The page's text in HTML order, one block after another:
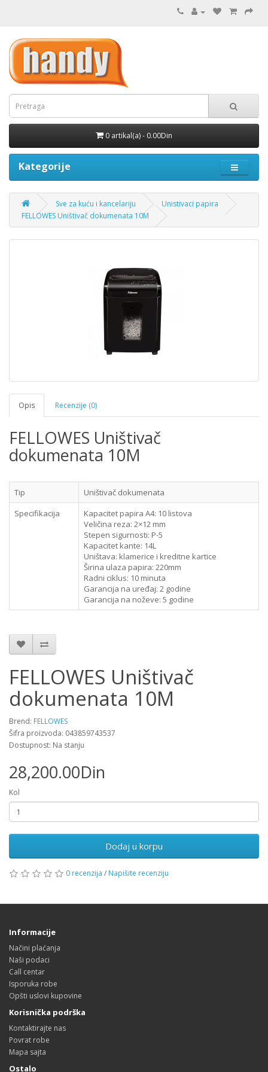
0 artikal(a) - 0.00Din
Kategorije
Sve za kuću i kancelariju
Unistivaci papira
FELLOWES Uništivač dokumenata 10M
Opis Recenzije (0)
FELLOWES Uništivač
dokumenata 10M
Tip
Uništivač dokumenata
Specifikacija
Kapacitet papira A4: 10 listova
Veličina reza: 2×12 mm
Stepen sigurnosti: P-5
Kapacitet kante: 14L
Uništava: klamerice i kreditne kartice
Širina ulaza papira: 220mm
Radni ciklus: 10 minuta
Garancija na uređaj: 2 godine
Garancija na noževe: 5 godine
FELLOWES Uništivač
dokumenata 10M
Brend: FELLOWES
Šifra proizvoda: 043859743537
Dostupnost: Na stanju
28,200.00Din
Kol
Dodaj u korpu
0 recenzija / Napišite recenziju
Informacije
Načini plaćanja
Naši podaci
Call centar
Isporuka robe
Opšti uslovi kupovine
Korisnička podrška
Kontaktirajte nas
Povrat robe
Mapa sajta
Ostalo